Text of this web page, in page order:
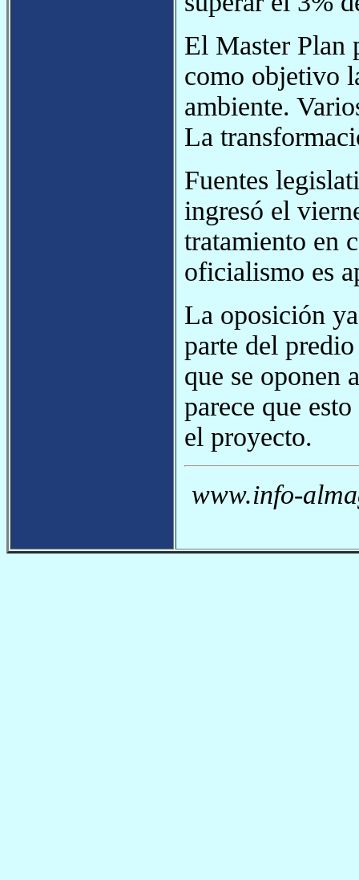
El Master Plan
como objetivo
ambiente.
La
Fuentes
ingresó el
tratamiento en
oficialismo es
La oposición
parte del
que se oponen
parece que
el proyecto.
www.info-